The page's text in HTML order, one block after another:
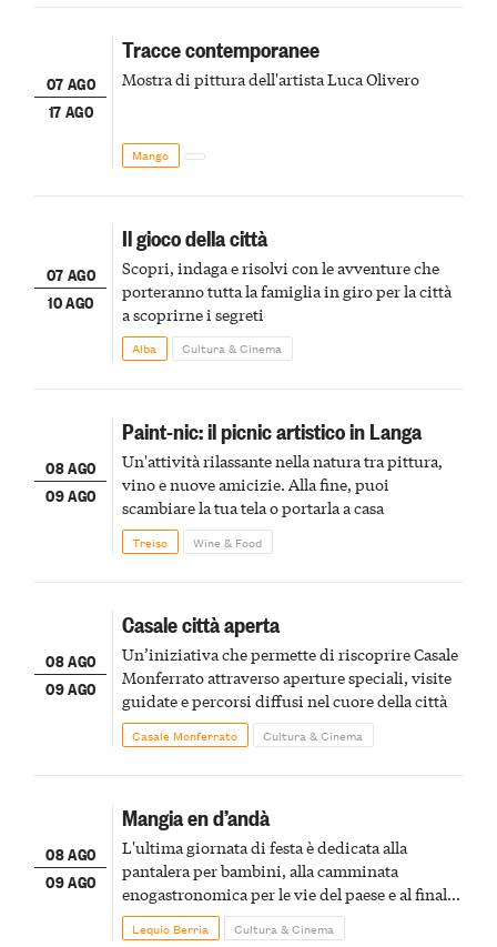
07 AGO
17 AGO
Tracce contemporanee
Mostra di pittura dell'artista Luca Olivero
Mango
07 AGO
10 AGO
Il gioco della città
Scopri, indaga e risolvi con le avventure che
porteranno tutta la famiglia in giro per la città
a scoprirne i segreti
Alba Cultura & Cinema
08 AGO
09 AGO
Paint-nic: il picnic artistico in Langa
Un'attività rilassante nella natura tra pittura,
vino e nuove amicizie. Alla fine, puoi
scambiare la tua tela o portarla a casa
Treiso Wine & Food
08 AGO
09 AGO
Casale città aperta
Un’iniziativa che permette di riscoprire Casale
Monferrato attraverso aperture speciali, visite
guidate e percorsi diffusi nel cuore della città
Casale Monferrato Cultura & Cinema
08 AGO
09 AGO
Mangia en d’andà
L'ultima giornata di festa è dedicata alla
pantalera per bambini, alla camminata
enogastronomica per le vie del paese e al finale
pirotecnico
Lequio Berria Cultura & Cinema